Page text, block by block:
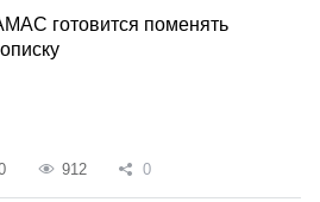
готовится поменять
912 0